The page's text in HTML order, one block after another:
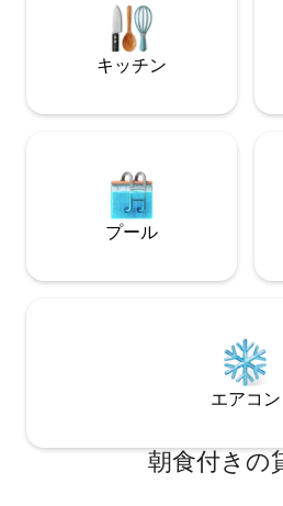
が、家庭でのマッサージや特別な
やディナーを簡単に手配します！
チのソニーを含む3台のテレビ。ベ
エコービーチクラブフィンズ、ア
キッチン
プール
エアコン
朝食付きの